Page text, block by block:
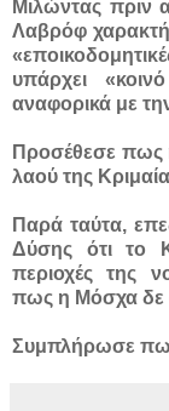
Μιλώντας
Λαβρόφ
υπάρχει
αναφορικά με
Προσέθεσε πως
λαού της
Παρά ταύτα,
Δύσης ότι το
περιοχές της
πως η Μόσχα δε
Συμπλήρωσε πως